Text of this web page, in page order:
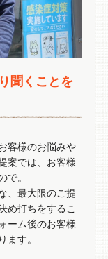
聞くことを
客様のお悩みや
案では、お客様
で。
、最大限のご提
め打ちをするこ
ーム後のお客様
ます。